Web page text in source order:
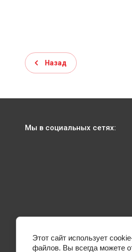
Назад
Мы в социальных сетях:
Этот сайт использует
файлов. Вы всегда можете